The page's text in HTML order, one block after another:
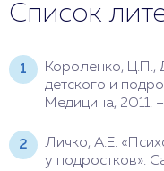
Список
Короленко, Ц.П.,
детского и
Медицина, 2011. –
Личко, А.Е.
у подростков».